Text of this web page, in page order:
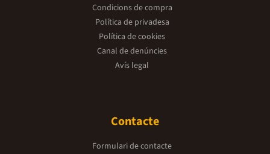
Condicions de compra
Política de privadesa
Política de cookies
Canal de denúncies
Avís legal
Contacte
Formulari de contacte